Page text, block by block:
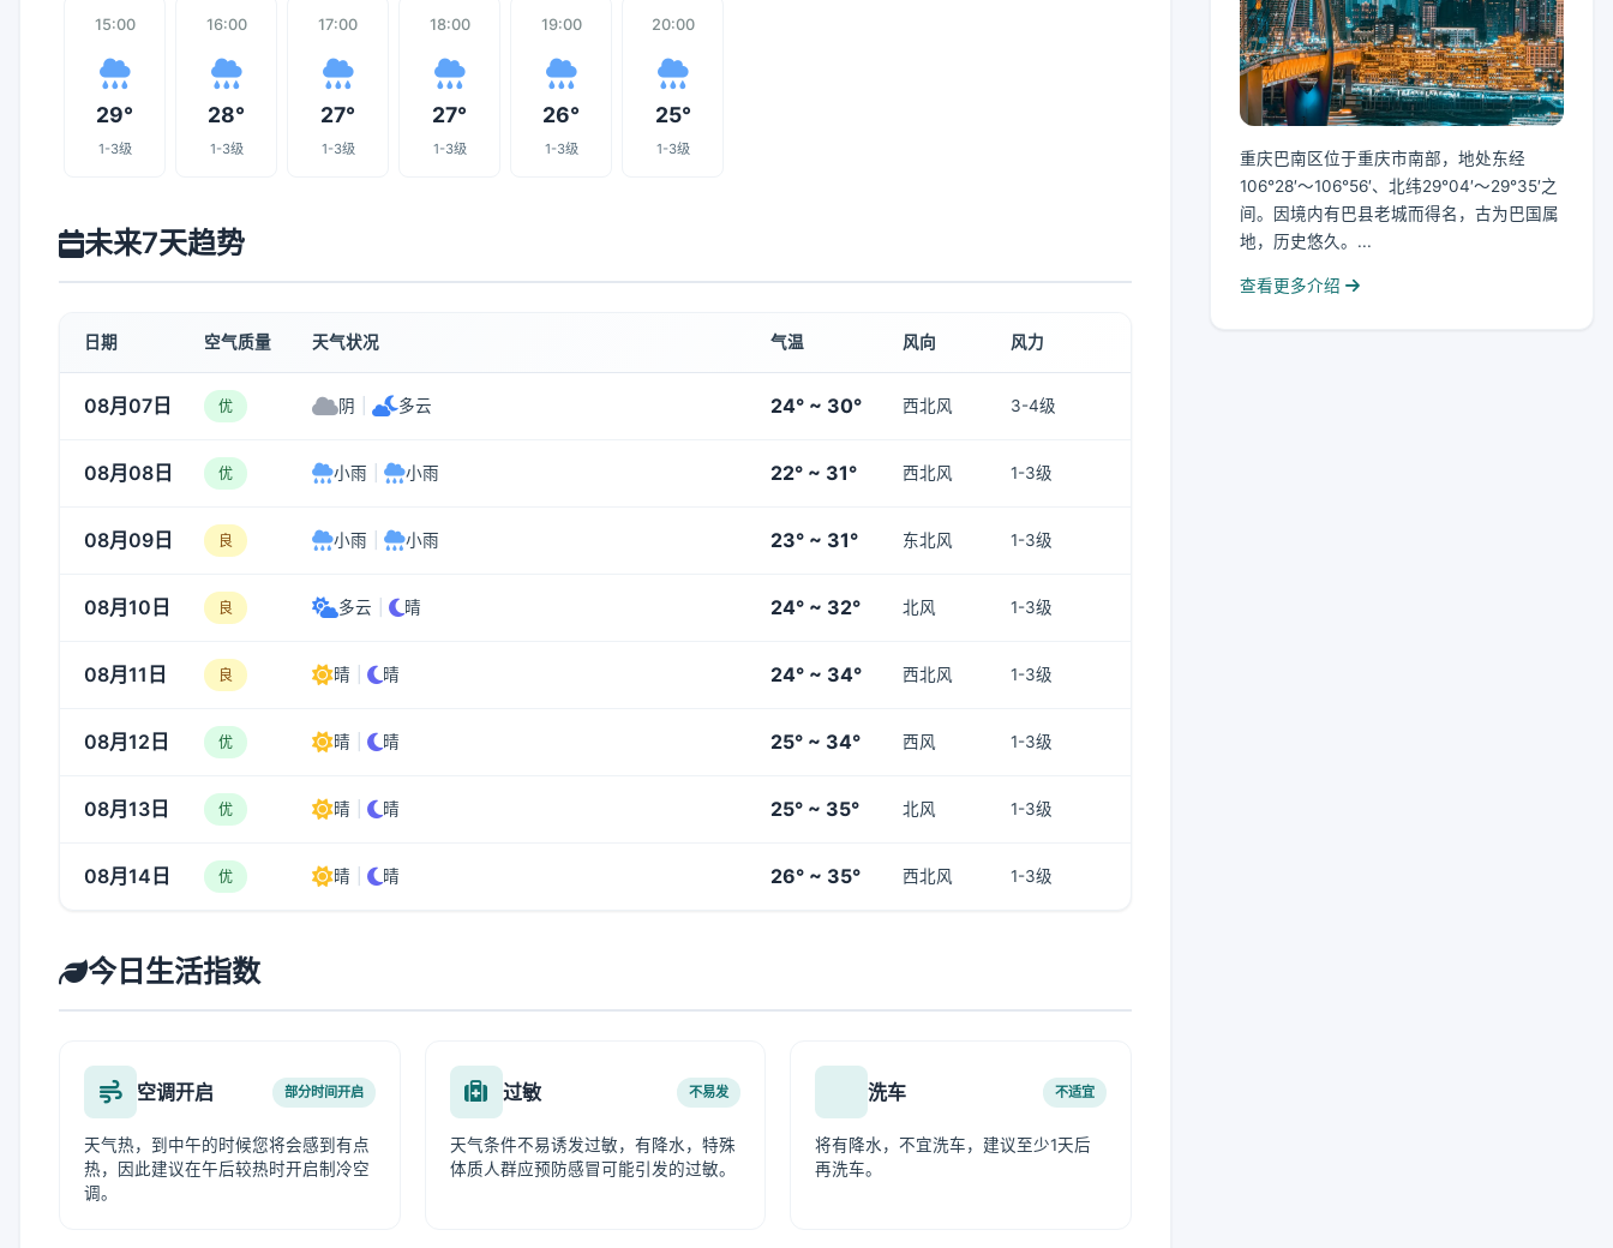
15:00
29°
1-3级
16:00
28°
1-3级
17:00
27°
1-3级
18:00
27°
1-3级
19:00
26°
1-3级
20:00
25°
1-3级
未来7天趋势
日期 空气质量 天气状况 气温 风向 风力
08月07日 优 阴 多云 24° ~ 30° 西北风 3-4级
08月08日 优 小雨 小雨 22° ~ 31° 西北风 1-3级
08月09日 良 小雨 小雨 23° ~ 31° 东北风 1-3级
08月10日 良 多云 晴 24° ~ 32° 北风 1-3级
08月11日 良 晴 晴 24° ~ 34° 西北风 1-3级
08月12日 优 晴 晴 25° ~ 34° 西风 1-3级
08月13日 优 晴 晴 25° ~ 35° 北风 1-3级
08月14日 优 晴 晴 26° ~ 35° 西北风 1-3级
今日生活指数
空调开启 部分时间开启
天气热，到中午的时候您将会感到有点
热，因此建议在午后较热时开启制冷空
调。
过敏 不易发
天气条件不易诱发过敏，有降水，特殊
体质人群应预防感冒可能引发的过敏。
洗车 不适宜
将有降水，不宜洗车，建议至少1天后
再洗车。
重庆巴南区位于重庆市南部，地处东经
106°28′～106°56′、北纬29°04′～29°35′之
间。因境内有巴县老城而得名，古为巴国属
地，历史悠久。...
查看更多介绍